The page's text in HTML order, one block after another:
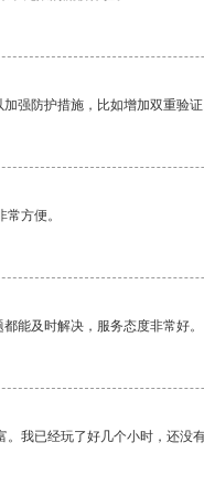
强防护措施，比如增加双重验证
方便。
能及时解决，服务态度非常好。
我已经玩了好几个小时，还没有